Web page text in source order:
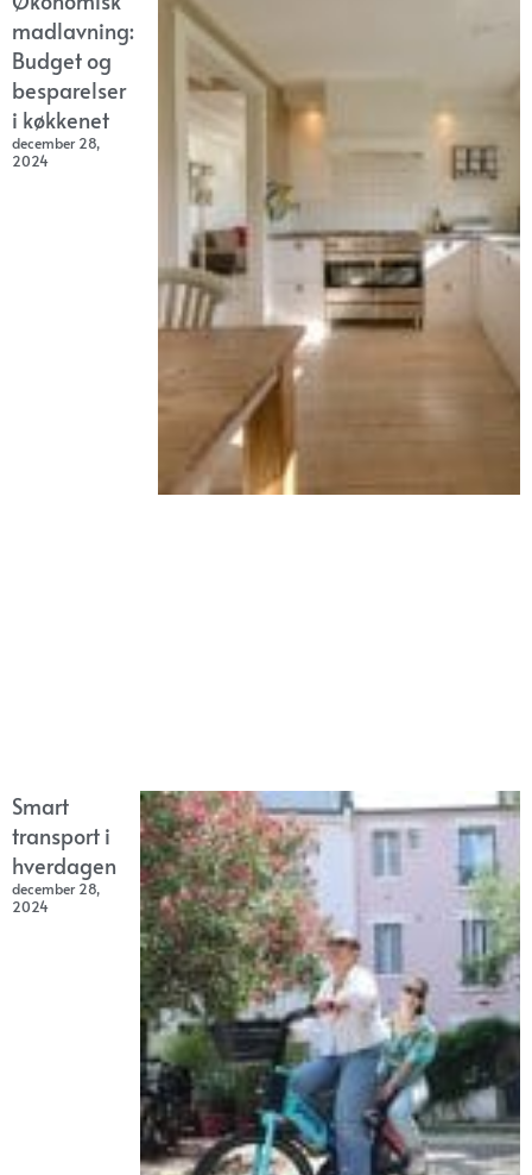
madlavning:
Budget og
besparelser
i køkkenet
december 28,
2024
Smart
transport i
hverdagen
december 28,
2024